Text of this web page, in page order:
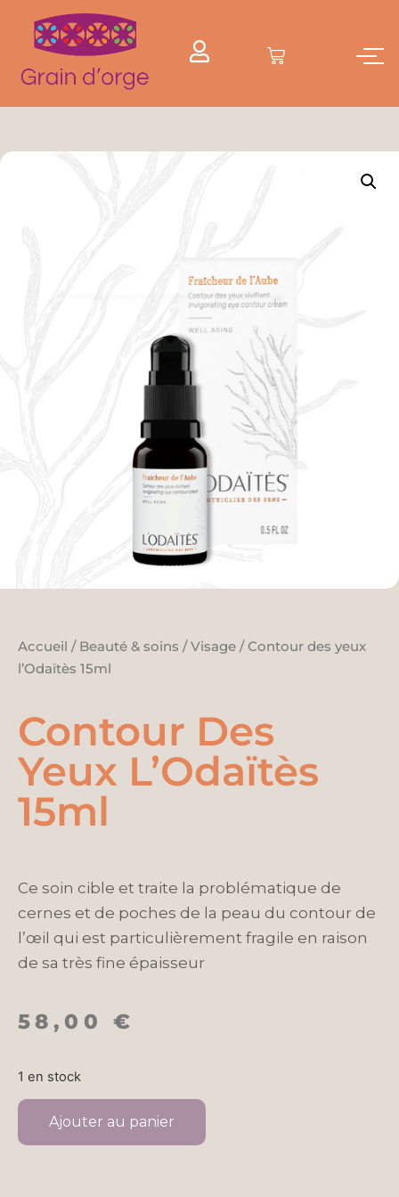
Accueil / Beauté & soins /Visage / Contour des yeux
l’Odaïtès 15ml
Contour Des
Yeux L’Odaïtès
15ml
Ce soin cible et traite la problématique de
cernes et de poches de la peau du contour de
l’œil qui est particulièrement fragile en raison
de sa très fine épaisseur
58,00€
1 en stock
Ajouter au panier